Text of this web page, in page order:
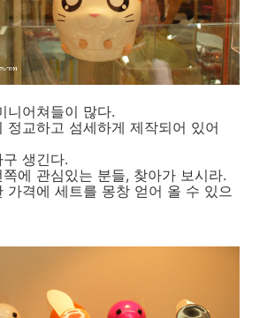
니어쳐들이 많다.
정교하고 섬세하게 제작되어 있어
생긴다.
에 관심있는 분들, 찾아가 보시라.
가격에 세트를 몽창 얻어 올 수 있으